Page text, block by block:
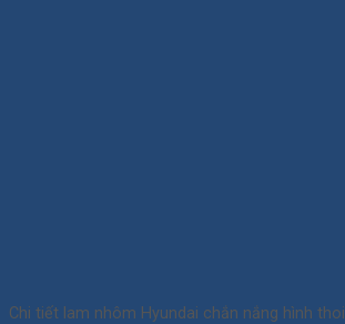
Chi tiết lam nhôm Hyundai chắn nắng hình thoi